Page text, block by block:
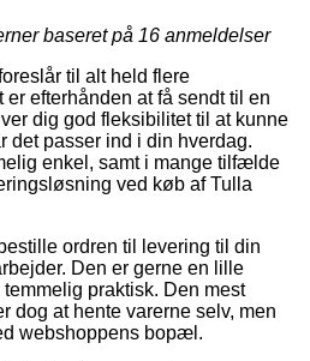
baseret på 16 anmeldelser
til alt held flere
er efterhånden at få sendt til en
dig god fleksibilitet til at kunne
det passer ind i din hverdag.
enkel, samt i mange tilfælde
ved køb af Tulla
ordren til levering til din
Den er gerne en lille
praktisk. Den mest
dog at hente varerne selv, men
webshoppens bopæl.